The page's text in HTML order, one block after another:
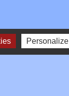
Personalize